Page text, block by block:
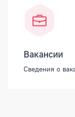
Вакансии
Сведения о